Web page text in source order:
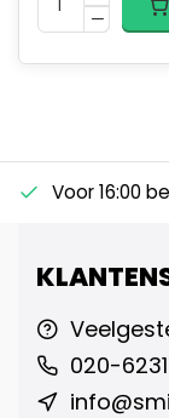
Voor 16:00
020-